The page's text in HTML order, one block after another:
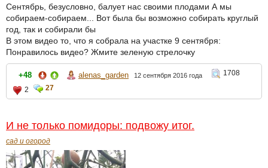
Сентябрь, безусловно, балует нас своими плодами А мы
собираем-собираем... Вот была бы возможно собирать круглый
год, так и собирали бы
В этом видео то, что я собрала на участке 9 сентября:
Понравилось видео? Жмите зеленую стрелочку
+48 alenas_garden 12 сентября 2016 года
1708
2
27
И не только помидоры: подвожу итог.
сад и огород